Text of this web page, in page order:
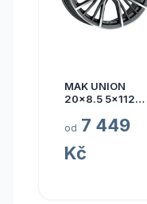
MAK UNION
20x8.5 5x112
od 7 449
Kč